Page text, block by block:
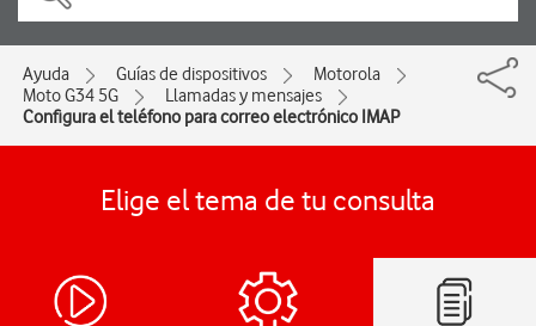
Ayuda Guías de dispositivos
Motorola
Moto G34 5G
Llamadas y mensajes
Configura el teléfono para correo electrónico IMAP
Elige el tema de tu consulta